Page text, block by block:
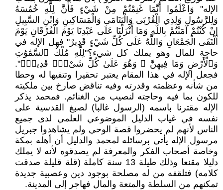
الإله" وَاعْلَمُوا أَنَّمَا غَنِمْتُمْ مِنْ شَيْءٍ فَأَنَّ لِلَّهِ خُمُسَهُ
وَلِلرَّسُولِ وَلِذِي الْقُرْبَى وَالْيَتَامَى وَالْمَسَاكِينِ وَابْنِ السَّبِيلِ
إِنْ كُنْتُمْ آمَنْتُمْ بِاللَّهِ وَمَا أَنْزَلْنَا عَلَى عَبْدِنَا يَوْمَ الْفُرْقَانِ يَوْمَ
الْتَقَى الْجَمْعَانِ وَاللَّهُ عَلَى كُلِّ شَيْءٍ قَدِيرٌ" فهل الإله في
حاجة للمال وهو يملك كل شيء؟"لِلَّهِ مُلْكُ ٱلسَّمَٰوَٰتِ
وَٱلْأَرْضِ وَمَا فِيهِنَّ ۚ وَهُوَ عَلَىٰ كُلِّ شَىْءٍۢ قَدِيرٌۢ".
فجعل الإله في هذا المقام يعتبر تحقيرا وتتفيها له وحطا
من شأنه وعظمته وقدرته وفيه تناقض صارخ بين ملكيته
للكون بما فيه وحاجته لنصيب من الغنائم. فمحمد يذكر
الإله مقترنا باسمه (الرسول غالبا) لصبغ القدسية على
نفسه في غياب الدليل الموضوعي العلمي لدى جميع
الناس لأنهم لم يحضروا قصة الوحي ولم يشاهدوا جبريل
مرسول الإله يأتي برسائله لمحمد والدليل أن أهله بمكة
وخاصة أصحاب الفكر والمعرفة لم يصدقوه لأنه لا يملك
دليلا مقنعا وذلك طيلة 13 سنة كاملة (قلة قليلة صدقت
كلامه) فتلقفه من له مصلحة بوجود دين وعصبية جديدة
تمكنهم من السلطة والمتعة والمال فهاجر إلى المدينة.